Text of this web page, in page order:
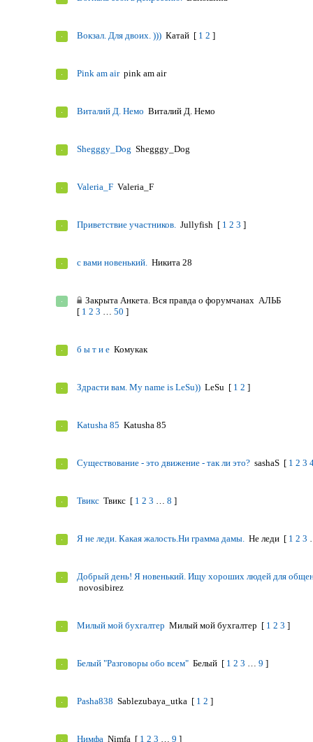
Вокзал. Для двоих. ))) Катай [ 1 2 ]
Pink am air pink am air
Виталий Д. Немо Виталий Д. Немо
Shegggy_Dog Shegggy_Dog
Valeria_F Valeria_F
Приветствие участников. Jullyfish [ 1 2 3 ]
с вами новенький. Никита 28
ЗакрытаАнкета. Вся правда о форумчанах АЛЬБ
[ 1 2 3 … 50 ]
б ы т и е Комукак
Здрасти вам. My name is LeSu)) LeSu [ 1 2 ]
Katusha 85 Katusha 85
Существование - это движение - так ли это? sashaS [ 1 2 3
Твикс Твикс [ 1 2 3 … 8 ]
Я не леди. Какая жалость.Ни грамма дамы. Не леди [ 1 2 3
Добрый день! Я новенький. Ищу хороших людей для
novosibirez
Милый мой бухгалтер Милый мой бухгалтер [ 1 2 3 ]
Белый "Разговоры обо всем" Белый [ 1 2 3 … 9 ]
Pasha838 Sablezubaya_utka [ 1 2 ]
Нимфа Nimfa [ 1 2 3 … 9 ]